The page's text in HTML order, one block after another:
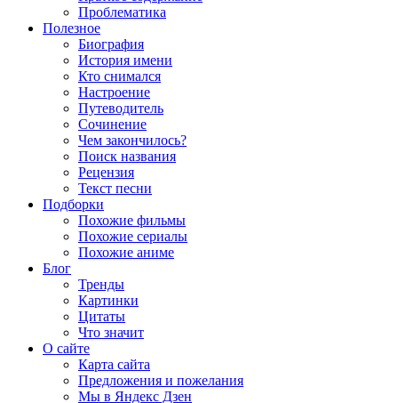
Проблематика
Полезное
Биография
История имени
Кто снимался
Настроение
Путеводитель
Сочинение
Чем закончилось?
Поиск названия
Рецензия
Текст песни
Подборки
Похожие фильмы
Похожие сериалы
Похожие аниме
Блог
Тренды
Картинки
Цитаты
Что значит
О сайте
Карта сайта
Предложения и пожелания
Мы в Яндекс Дзен